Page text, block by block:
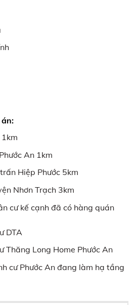
1km
An 1km
Hiệp Phước 5km
Nhơn Trạch 3km
cư kế cạnh đã có hàng quán
DTA
Thăng Long Home Phước An
cư Phước An đang làm hạ tầng